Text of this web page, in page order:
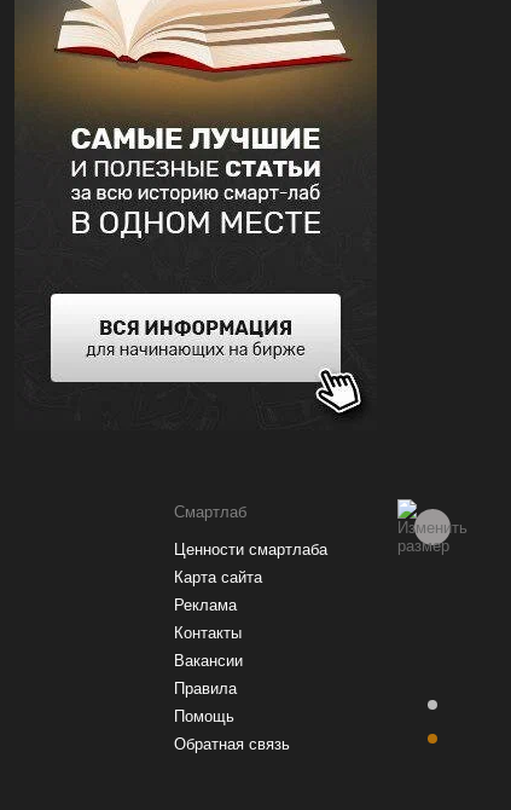
Купить акции
Смартлаб
Ценности смартлаба
Карта сайта
Реклама
Контакты
Вакансии
Правила
Помощь
Обратная связь